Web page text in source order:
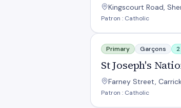
Kingscourt Road,
Patron : Catholic
St Joseph's National
Primary Garçons
St Joseph's
Farney Street,
Patron : Catholic